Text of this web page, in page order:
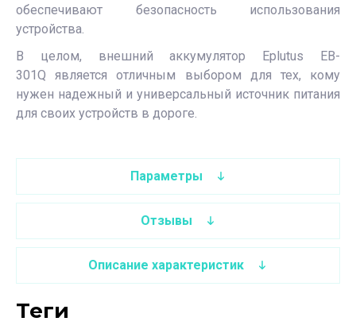
обеспечивают безопасность использования
устройства.
В целом, внешний аккумулятор Eplutus EB-
301Q является отличным выбором для тех, кому
нужен надежный и универсальный источник питания
для своих устройств в дороге.
Параметры
Отзывы
Описание характеристик
теги